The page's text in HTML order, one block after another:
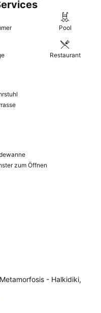
Pool
Restaurant
zum Öffnen
- Halkidiki,